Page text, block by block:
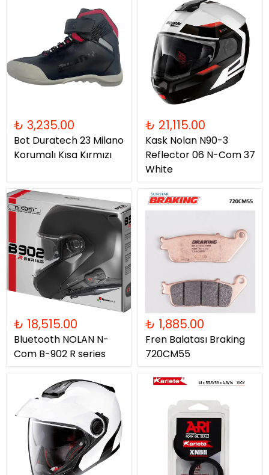
₺ 3,235.00
Bot Duratech 23 Milano
Korumalı Kısa Kırmızı
₺ 21,115.00
Kask Nolan N90-3
Reflector 06 N-Com 37
White
₺ 18,515.00
Bluetooth NOLAN N-
Com B-902 R series
₺ 1,885.00
Fren Balatası Braking
720CM55